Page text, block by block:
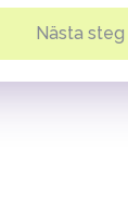
Nästa steg